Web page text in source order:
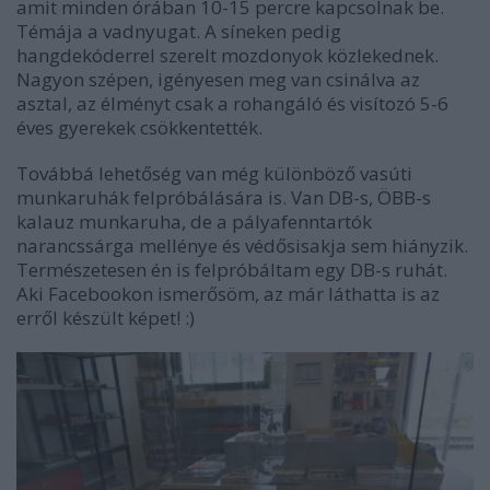
amit minden órában 10-15 percre kapcsolnak be.
Témája a vadnyugat. A síneken pedig
hangdekóderrel szerelt mozdonyok közlekednek.
Nagyon szépen, igényesen meg van csinálva az
asztal, az élményt csak a rohangáló és visítozó 5-6
éves gyerekek csökkentették.
Továbbá lehetőség van még különböző vasúti
munkaruhák felpróbálására is. Van DB-s, ÖBB-s
kalauz munkaruha, de a pályafenntartók
narancssárga mellénye és védősisakja sem hiányzik.
Természetesen én is felpróbáltam egy DB-s ruhát.
Aki Facebookon ismerősöm, az már láthatta is az
erről készült képet! :)